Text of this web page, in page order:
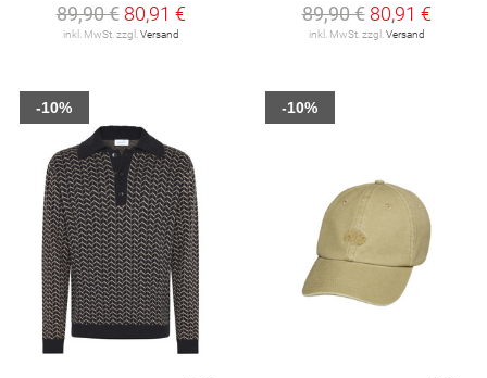
89,90 € 80,91 €
inkl. MwSt. zzgl.Versand
89,90 € 80,91 €
inkl. MwSt. zzgl.Versand
-10% -10%